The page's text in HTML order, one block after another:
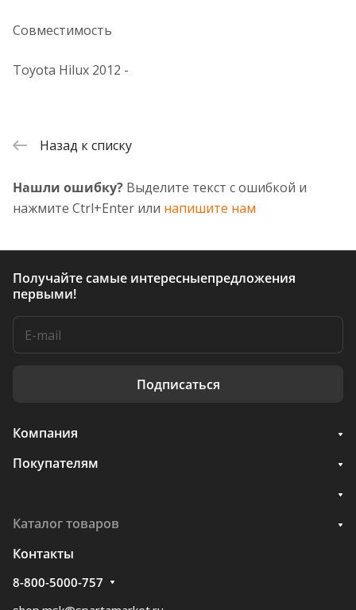
Совместимость
Toyota Hilux 2012 -
Назад к списку
Нашли ошибку? Выделите текст с ошибкой и
нажмите Ctrl+Enter или напишите нам
Получайте самые интересныепредложения
первыми!
Подписаться
Компания
Покупателям
Каталог товаров
Контакты
8-800-5000-757